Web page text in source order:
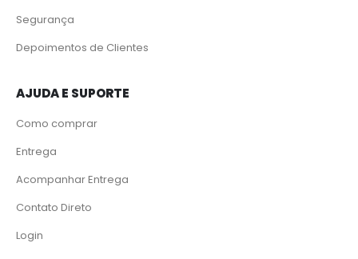
Segurança
Depoimentos de Clientes
AJUDA E SUPORTE
Como comprar
Entrega
Acompanhar Entrega
Contato Direto
Login